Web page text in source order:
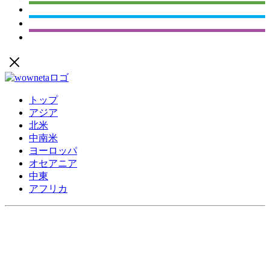
トップ
アジア
北米
中南米
ヨーロッパ
オセアニア
中東
アフリカ